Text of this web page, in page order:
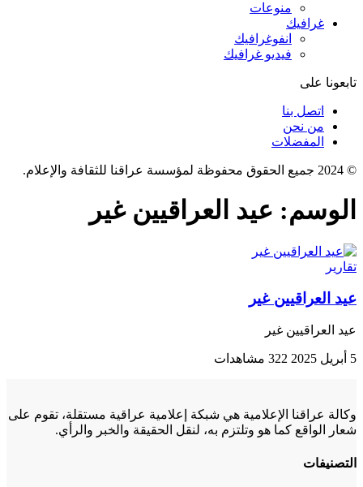
منوعات
غرافيك
انفوغرافيك
فيديو غرافيك
تابعونا على
اتصل بنا
من نحن
المفضلات
© 2024 جميع الحقوق محفوظة لمؤسسة عراقنا للثقافة والإعلام.
الوسم: عيد العراقيين غير
تقارير
عيد العراقيين غير
عيد العراقيين غير
5 أبريل 2025 322 مشاهدات
وكالة عراقنا الإعلامية هي شبكة إعلامية عراقية مستقلة، تقوم على
شعار الواقع كما هو وتلتزم به، لنقل الحقيقة والخبر والرأي.
التصنيفات